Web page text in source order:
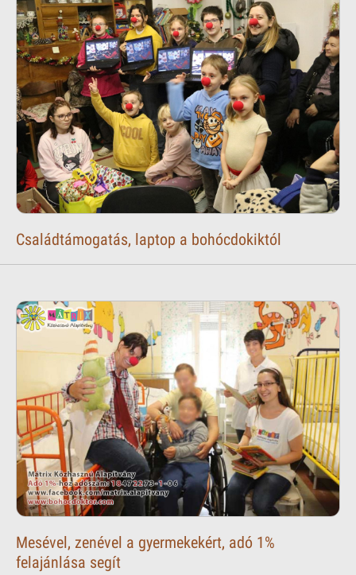
Családtámogatás, laptop a bohócdokiktól
Mesével, zenével a gyermekekért, adó 1%
felajánlása segít